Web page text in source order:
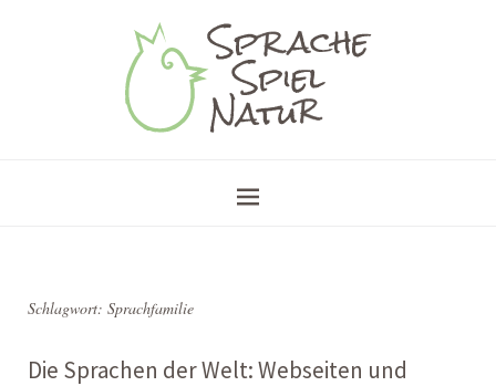
Schlagwort: Sprachfamilie
Die Sprachen der Welt: Webseiten und